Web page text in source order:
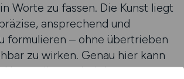
Worte zu fassen. Die Kunst liegt
ansprechend und
formulieren – ohne übertrieben
zu wirken. Genau hier kann
Unterstützung bei der